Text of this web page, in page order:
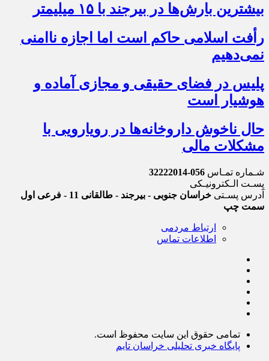
بیشترین بارش‌ها در بیرجند با ۱۵ میلیمتر
رأفت اسلامی حاکم است اما اجازه ناامنی
نمی‌دهیم
پلیس در فضای حقیقی و مجازی آماده و
هوشیار است
حال ناخوش داروخانه‌ها در رویارویی با
مشکلات مالی
شـماره تمـاس 056-32222014
پسـت الـکترونیـکی
آدرس پسـتی
خراسان جنوبی - بیرجند - طالقانی 11 - فرعی اول
سمت چپ
ارتباط مردمی
اطلاعات تماس
تمامی حقوق این سایت محفوظ است.
پایگاه خبری تحلیلی خراسان تایم